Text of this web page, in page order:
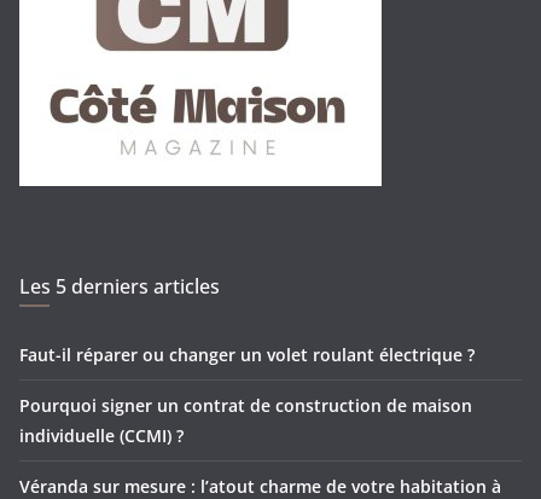
Les 5 derniers articles
Faut-il réparer ou changer un volet roulant électrique ?
Pourquoi signer un contrat de construction de maison
individuelle (CCMI) ?
Véranda sur mesure : l’atout charme de votre habitation à